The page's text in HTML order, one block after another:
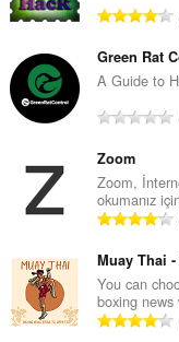
l
ı
s
ı
:
Green Rat
A Guide to
l
y
Zoom
Zoom,
okumanız
l
Muay Thai
You can
boxing